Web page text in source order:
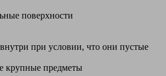
поверхности
при условии, что они пустые
крупные предметы